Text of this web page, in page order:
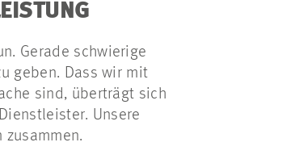
Gerade schwierige
geben. Dass wir mit
sind, überträgt sich
Unsere